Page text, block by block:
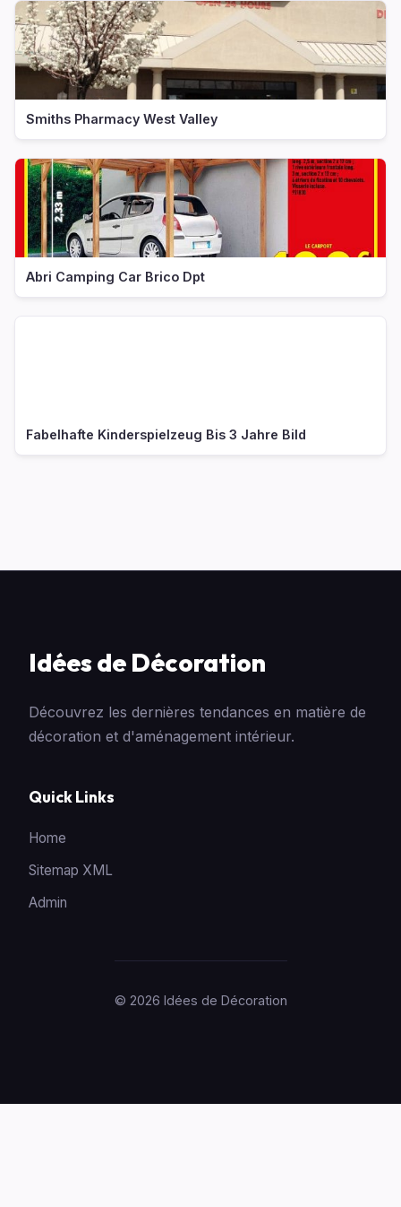
Smiths Pharmacy West Valley
Abri Camping Car Brico Dpt
Fabelhafte Kinderspielzeug Bis 3 Jahre Bild
Idées de Décoration
Découvrez les dernières tendances en matière de
décoration et d'aménagement intérieur.
Quick Links
Home
Sitemap XML
Admin
© 2026 Idées de Décoration